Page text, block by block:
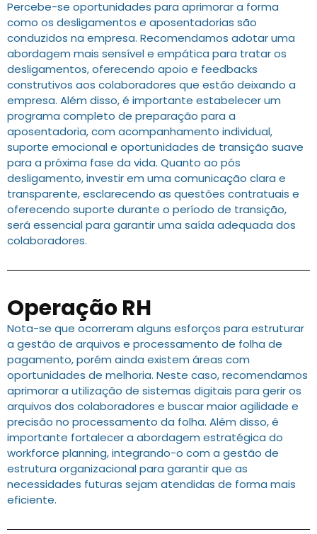
Percebe-se oportunidades para aprimorar a forma
como os desligamentos e aposentadorias são
conduzidos na empresa. Recomendamos adotar uma
abordagem mais sensível e empática para tratar os
desligamentos, oferecendo apoio e feedbacks
construtivos aos colaboradores que estão deixando a
empresa. Além disso, é importante estabelecer um
programa completo de preparação para a
aposentadoria, com acompanhamento individual,
suporte emocional e oportunidades de transição suave
para a próxima fase da vida. Quanto ao pós
desligamento, investir em uma comunicação clara e
transparente, esclarecendo as questões contratuais e
oferecendo suporte durante o período de transição,
será essencial para garantir uma saída adequada dos
colaboradores.
Operação RH
Nota-se que ocorreram alguns esforços para estruturar
a gestão de arquivos e processamento de folha de
pagamento, porém ainda existem áreas com
oportunidades de melhoria. Neste caso, recomendamos
aprimorar a utilização de sistemas digitais para gerir os
arquivos dos colaboradores e buscar maior agilidade e
precisão no processamento da folha. Além disso, é
importante fortalecer a abordagem estratégica do
workforce planning, integrando-o com a gestão de
estrutura organizacional para garantir que as
necessidades futuras sejam atendidas de forma mais
eficiente.